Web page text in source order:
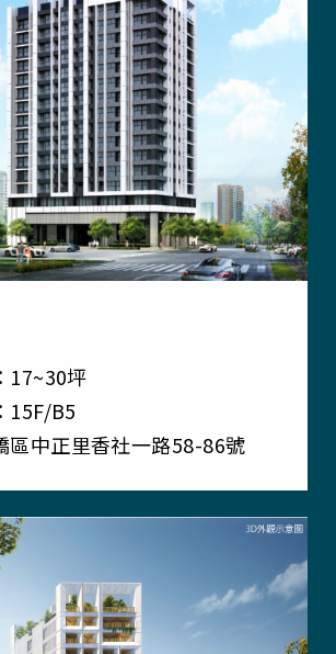
17~30坪
15F/B5
區中正里香社一路58-86號